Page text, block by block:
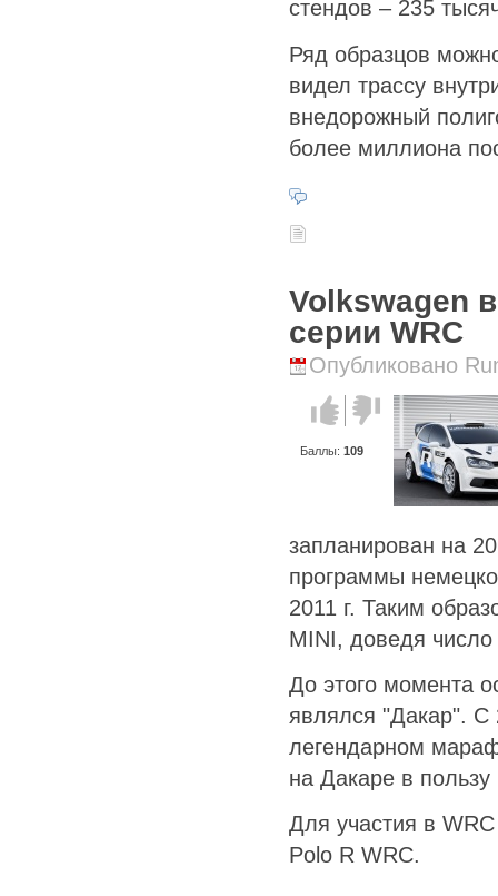
стендов – 235
Ряд образцов
видел трассу
внедорожный
более миллиона
Volkswagen
серии WRC
Опубликовано
Голос за!Голос
против!
Баллы: 109
запланирован на
программы
2011 г. Таким
MINI, доведя
До этого момента
являлся "Дакар". С
легендарном
на Дакаре в
Для участия в
Polo R WRC.